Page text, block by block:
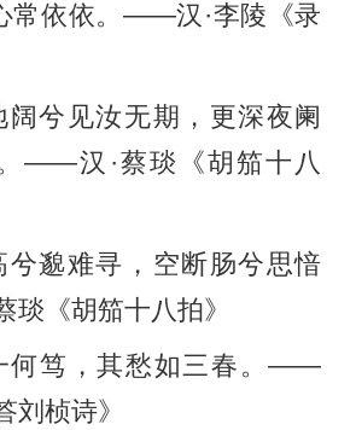
常依依。——汉·李陵《录
阔兮见汝无期，更深夜阑
——汉·蔡琰《胡笳十八
兮邈难寻，空断肠兮思愔
《胡笳十八拍》
何笃，其愁如三春。——
刘桢诗》